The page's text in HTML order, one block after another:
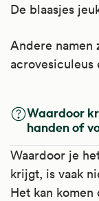
De blaasjes
Andere namen
acrovesiculeus
Waardoor
handen of
Waardoor je
krijgt, is vaak
Het kan